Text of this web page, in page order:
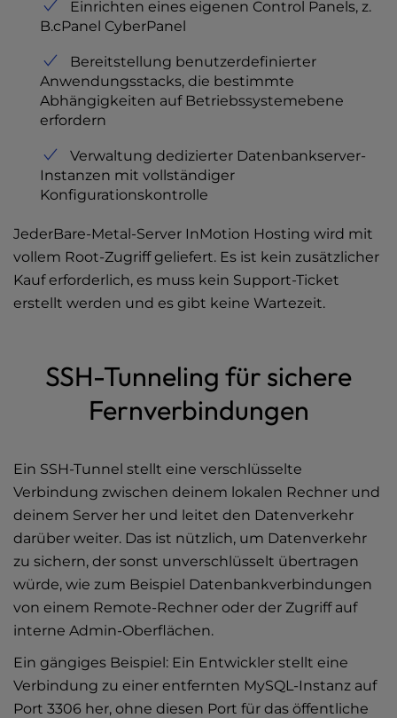
Einrichten eines eigenen Control Panels, z.
B.cPanel CyberPanel
Bereitstellung benutzerdefinierter
Anwendungsstacks, die bestimmte
Abhängigkeiten auf Betriebssystemebene
erfordern
Verwaltung dedizierter Datenbankserver-
Instanzen mit vollständiger
Konfigurationskontrolle
JederBare-Metal-Server InMotion Hosting wird mit
vollem Root-Zugriff geliefert. Es ist kein zusätzlicher
Kauf erforderlich, es muss kein Support-Ticket
erstellt werden und es gibt keine Wartezeit.
SSH-Tunneling für sichere
Fernverbindungen
Ein SSH-Tunnel stellt eine verschlüsselte
Verbindung zwischen deinem lokalen Rechner und
deinem Server her und leitet den Datenverkehr
darüber weiter. Das ist nützlich, um Datenverkehr
zu sichern, der sonst unverschlüsselt übertragen
würde, wie zum Beispiel Datenbankverbindungen
von einem Remote-Rechner oder der Zugriff auf
interne Admin-Oberflächen.
Ein gängiges Beispiel: Ein Entwickler stellt eine
Verbindung zu einer entfernten MySQL-Instanz auf
Port 3306 her, ohne diesen Port für das öffentliche